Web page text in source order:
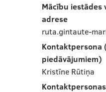
Mācību iestādes
adrese
ruta.gintaute-
Kontaktpersona
piedāvājumiem)
Kristīne Rūtiņa